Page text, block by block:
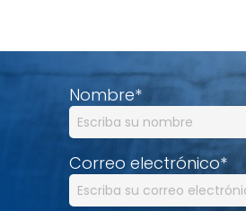
Nombre*
Correo electrónico*